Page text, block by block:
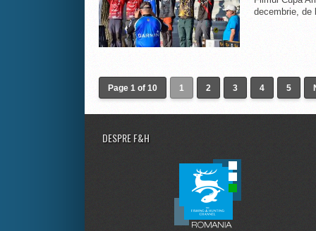
decembrie, de
Page 1 of 10 1 2 3 4 5
DESPRE F&H